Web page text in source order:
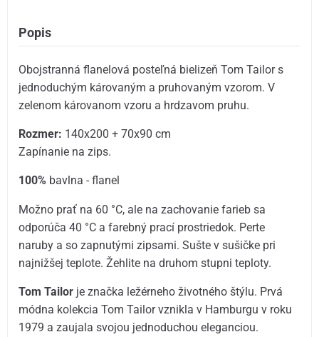
Popis
Obojstranná flanelová posteľná bielizeň Tom Tailor s
jednoduchým károvaným a pruhovaným vzorom. V
zelenom károvanom vzoru a hrdzavom pruhu.
Rozmer: 140x200 + 70x90 cm
Zapínanie na zips.
100% bavlna - flanel
Možno prať na 60 °C, ale na zachovanie farieb sa
odporúča 40 °C a farebný prací prostriedok. Perte
naruby a so zapnutými zipsami. Sušte v sušičke pri
najnižšej teplote. Žehlite na druhom stupni teploty.
Tom Tailor je značka ležérneho životného štýlu. Prvá
módna kolekcia Tom Tailor vznikla v Hamburgu v roku
1979 a zaujala svojou jednoduchou eleganciou.